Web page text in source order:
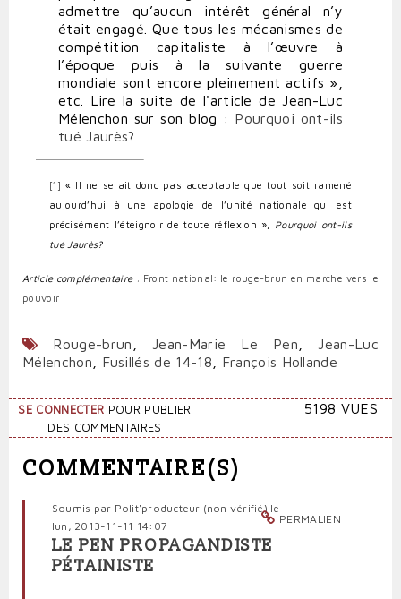
admettre qu’aucun intérêt général n’y
était engagé. Que tous les mécanismes de
compétition capitaliste à l’œuvre à
l’époque puis à la suivante guerre
mondiale sont encore pleinement actifs »,
etc. Lire la suite de l'article de Jean-Luc
Mélenchon sur son blog : Pourquoi ont-ils
tué Jaurès?
[1] « Il ne serait donc pas acceptable que tout soit ramené
aujourd’hui à une apologie de l’unité nationale qui est
précisément l’éteignoir de toute réflexion », Pourquoi ont-ils
tué Jaurès?
Article complémentaire : Front national: le rouge-brun en marche vers le
pouvoir
Rouge-brun Jean-Marie Le Pen
Jean-Luc
Mélenchon
Fusillés de 14-18 François Hollande
SE CONNECTER POUR PUBLIER
DES COMMENTAIRES
5198 VUES
COMMENTAIRE(S)
PERMALIEN
Soumis par Polit'producteur (non vérifié)le
lun, 2013-11-11 14:07
LE PEN PROPAGANDISTE
PÉTAINISTE